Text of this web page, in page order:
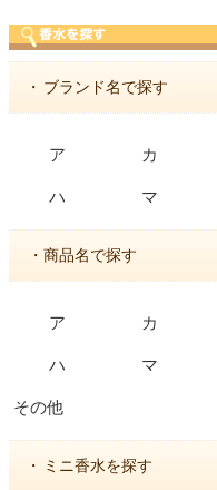
・ ブランド名で探す
ア カ
ハ マ
・商品名で探す
ア カ
ハ マ
その他
・ ミニ香水を探す